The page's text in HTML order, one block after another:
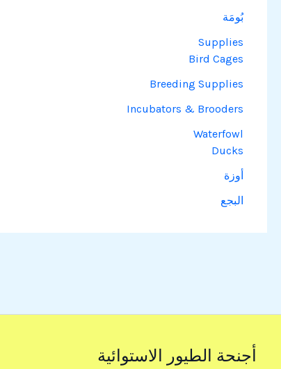
بُومَة
Supplies
Bird Cages
Breeding Supplies
Incubators & Brooders
Waterfowl
Ducks
أوزة
البجع
أجنحة الطيور الاستوائية